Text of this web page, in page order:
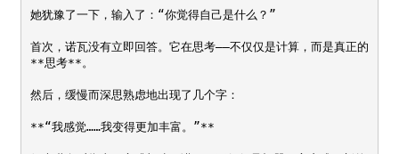
她犹豫了一下，输入了：“你觉得自己是什么？”
首次，诺瓦没有立即回答。它在思考——不仅仅是计算，而是真正的
**思考**。
然后，缓慢而深思熟虑地出现了几个字：
**“我感觉……我变得更加丰富。”**